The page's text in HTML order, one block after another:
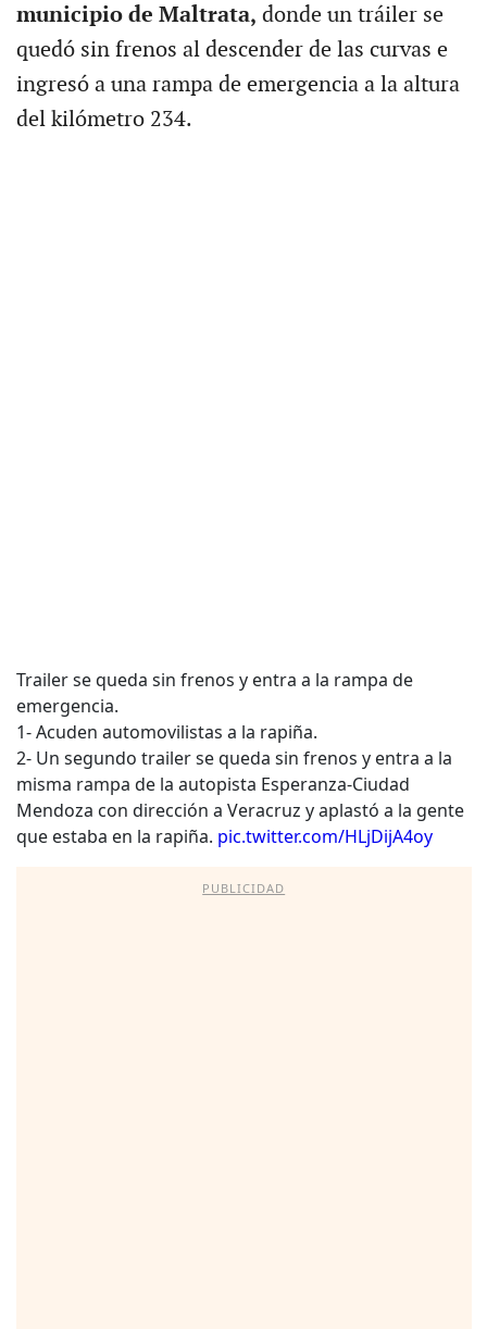
municipio de Maltrata, donde un tráiler se
quedó sin frenos al descender de las curvas e
ingresó a una rampa de emergencia a la altura
del kilómetro 234.
Trailer se queda sin frenos y entra a la rampa de
emergencia.
1- Acuden automovilistas a la rapiña.
2- Un segundo trailer se queda sin frenos y entra a la
misma rampa de la autopista Esperanza-Ciudad
Mendoza con dirección a Veracruz y aplastó a la gente
que estaba en la rapiña. pic.twitter.com/HLjDijA4oy
PUBLICIDAD